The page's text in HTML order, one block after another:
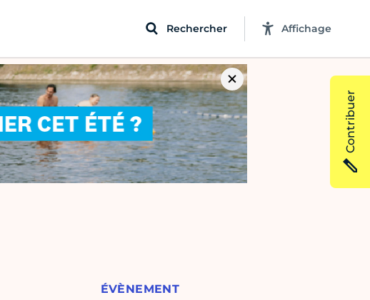
Rechercher Affichage
ÉVÈNEMENT
Contribuer